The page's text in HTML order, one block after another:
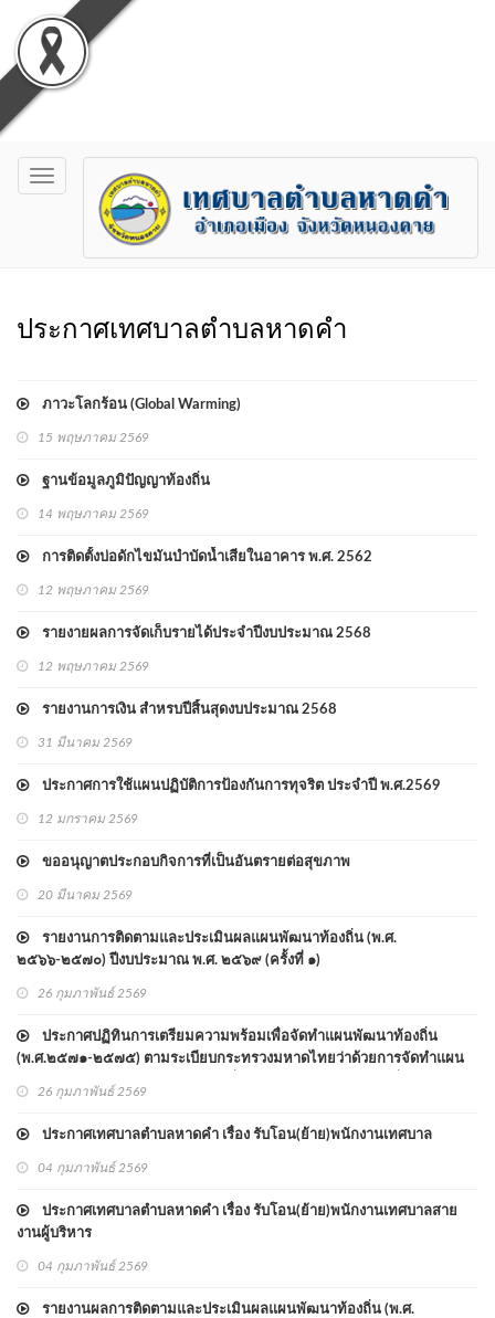
Toggle
navigation
ประกาศเทศบาลตำบลหาดคำ
ภาวะโลกร้อน (Global Warming)
15 พฤษภาคม 2569
ฐานข้อมูลภูมิปัญญาท้องถิ่น
14 พฤษภาคม 2569
การติดตั้งบ่อดักไขมันบำบัดน้ำเสียในอาคาร พ.ศ. 2562
12 พฤษภาคม 2569
รายงายผลการจัดเก็บรายได้ประจำปีงบประมาณ 2568
12 พฤษภาคม 2569
รายงานการเงิน สำหรบปีสิ้นสุดงบประมาณ 2568
31 มีนาคม 2569
ประกาศการใช้แผนปฏิบัติการป้องกันการทุจริต ประจำปี พ.ศ.2569
12 มกราคม 2569
ขออนุญาตประกอบกิจการที่เป็นอันตรายต่อสุขภาพ
20 มีนาคม 2569
รายงานการติดตามและประเมินผลแผนพัฒนาท้องถิ่น (พ.ศ.
๒๕๖๖-๒๕๗๐) ปีงบประมาณ พ.ศ. ๒๕๖๙ (ครั้งที่ ๑)
26 กุมภาพันธ์ 2569
ประกาศปฏิทินการเตรียมความพร้อมเพื่อจัดทำแผนพัฒนาท้องถิ่น
(พ.ศ.๒๕๗๑-๒๕๗๕) ตามระเบียบกระทรวงมหาดไทยว่าด้วยการจัดทำแผน
พัฒนาขององค์กรปกครองส่วนท้องถิ่น พ.ศ. ๒๕๔๘ และแก้ไขเพิ่มเติม
26 กุมภาพันธ์ 2569
ประกาศเทศบาลตำบลหาดคำ เรื่อง รับโอน(ย้าย)พนักงานเทศบาล
04 กุมภาพันธ์ 2569
ประกาศเทศบาลตำบลหาดคำ เรื่อง รับโอน(ย้าย)พนักงานเทศบาลสาย
งานผู้บริหาร
04 กุมภาพันธ์ 2569
รายงานผลการติดตามและประเมินผลแผนพัฒนาท้องถิ่น (พ.ศ.